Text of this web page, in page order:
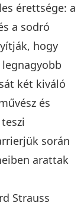
érettsége: a
a sodró
hogy
két kiváló
és
során
arattak
Strauss